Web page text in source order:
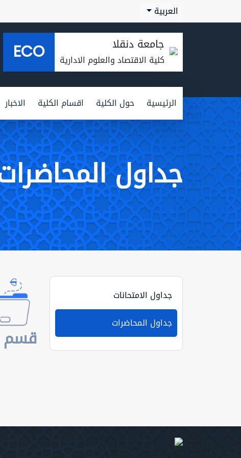
العربية
جامعة دنقلا
كلية الاقتصاد والعلوم الادارية ECO
الرئيسية حول الكلية اقسام الكلية الاخبار
جداول
جداول الامتحانات
جداول المحاضرات
قسم